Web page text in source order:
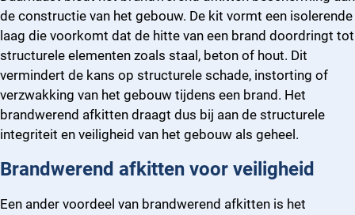
de constructie van het gebouw. De kit vormt een isolerende
laag die voorkomt dat de hitte van een brand doordringt tot
structurele elementen zoals staal, beton of hout. Dit
vermindert de kans op structurele schade, instorting of
verzwakking van het gebouw tijdens een brand. Het
brandwerend afkitten draagt dus bij aan de structurele
integriteit en veiligheid van het gebouw als geheel.
Brandwerend afkitten voor veiligheid
Een ander voordeel van brandwerend afkitten is het